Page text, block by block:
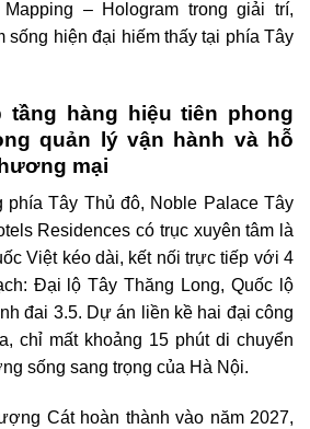
– Hologram trong giải trí,
sống hiện đại hiếm thấy tại phía Tây
tầng hàng hiệu tiên phong
quản lý vận hành và hỗ
mại
phía Tây Thủ đô, Noble Palace Tây
Residences có trục xuyên tâm là
Việt kéo dài, kết nối trực tiếp với 4
Đại lộ Tây Thăng Long, Quốc lộ
đai 3.5. Dự án liền kề hai đại công
chỉ mất khoảng 15 phút di chuyển
sống sang trọng của Hà Nội.
Cát hoàn thành vào năm 2027,